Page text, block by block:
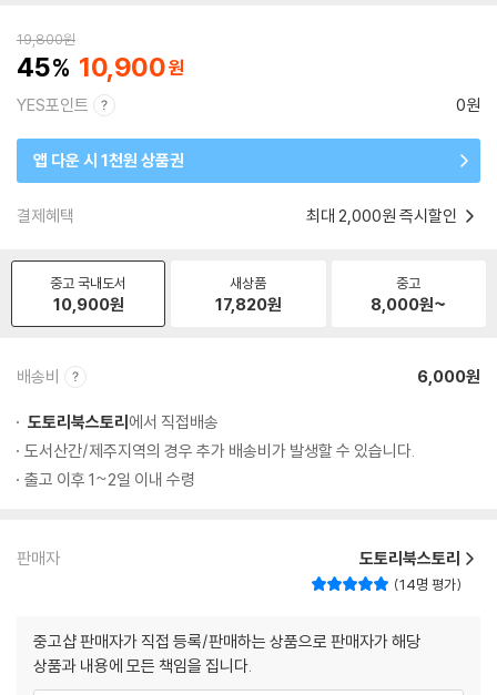
19,800원
45 10,900
YES포인트 0원
앱 다운 시 1천원 상품권
결제혜택 최대 2,000원 즉시할인
중고 국내도서
10,900원
새상품
17,820원
중고
8,000원~
배송비 6,000원
도토리북스토리에서 직접배송
도서산간/제주지역의 경우 추가 배송비가 발생할 수 있습니다.
출고 이후 1~2일 이내 수령
판매자 도토리북스토리
14명 평가
중고샵 판매자가 직접 등록/판매하는 상품으로 판매자가 해당
상품과 내용에 모든 책임을 집니다.